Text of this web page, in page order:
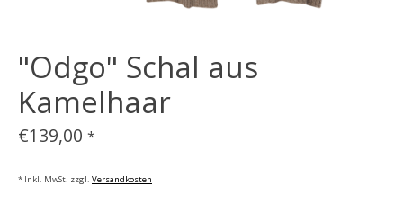
"Odgo" Schal aus
Kamelhaar
€139,00 *
* Inkl. MwSt. zzgl. Versandkosten